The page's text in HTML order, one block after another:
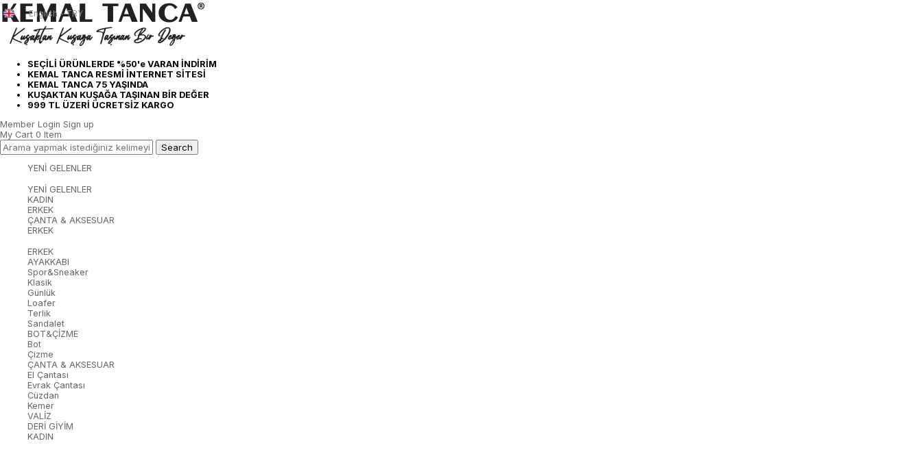
SEÇİLİ ÜRÜNLERDE %50'e VARAN İNDİRİM
KEMAL TANCA RESMİ İNTERNET SİTESİ
KEMAL TANCA 75 YAŞINDA
KUŞAKTAN KUŞAĞA TAŞINAN BİR DEĞER
999 TL ÜZERİ ÜCRETSİZ KARGO
English - TRY
Member Login Sign up
My Cart 0 Item
YENİ GELENLER
YENİ GELENLER
KADIN
ERKEK
ÇANTA & AKSESUAR
ERKEK
ERKEK
AYAKKABI
Spor&Sneaker
Klasik
Günlük
Loafer
Terlik
Sandalet
BOT&ÇİZME
Bot
Çizme
ÇANTA & AKSESUAR
El Çantası
Evrak Çantası
Cüzdan
Kemer
VALİZ
DERİ GİYİM
KADIN